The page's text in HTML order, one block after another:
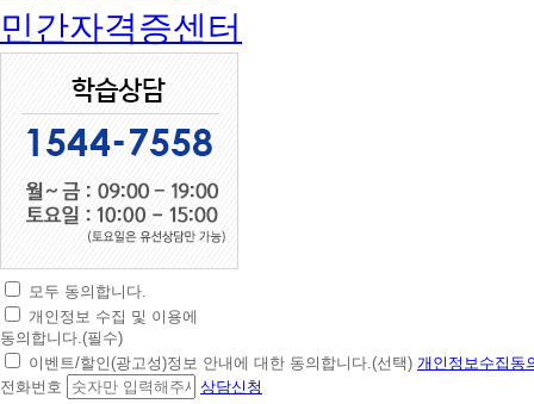
민간자격증센터
초
간
편
상
담
모두 동의합니다.
개인정보 수집 및 이용에
동의합니다.(필수)
이벤트/할인(광고성)정보 안내에 대한 동의합니다.(선택) 개인정보수집동
전화번호
상담신청